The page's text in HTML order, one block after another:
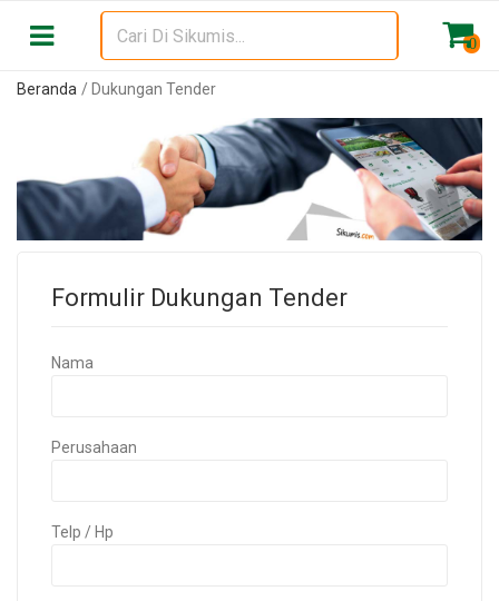
0
Beranda Dukungan Tender
Formulir Dukungan Tender
Nama
Perusahaan
Telp / Hp